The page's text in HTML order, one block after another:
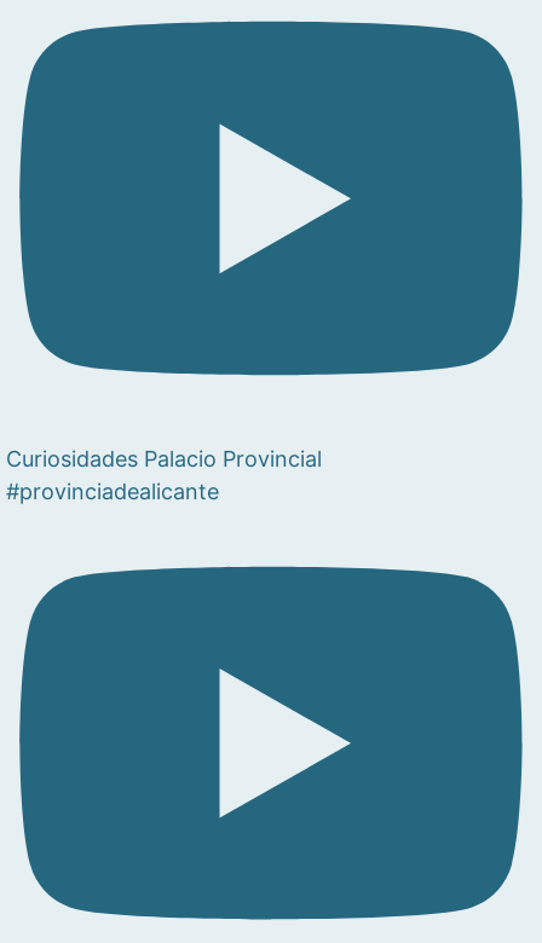
Curiosidades Palacio Provincial
#provinciadealicante